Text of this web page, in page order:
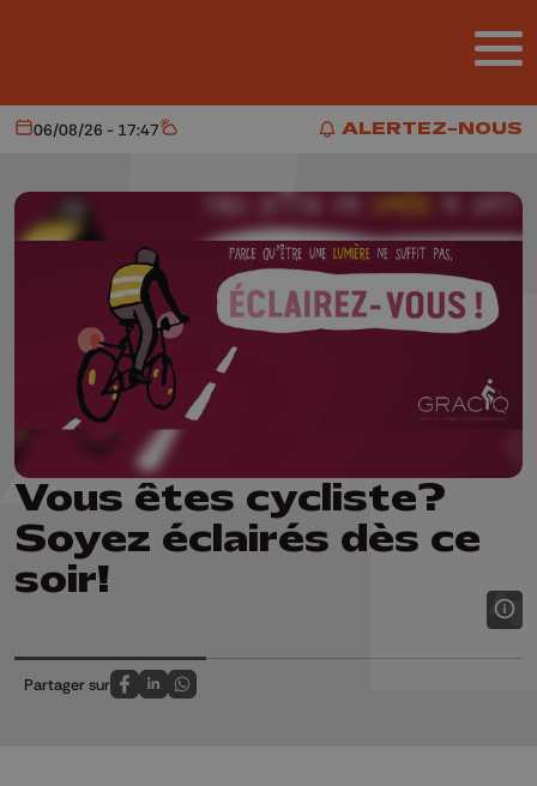
ALERTEZ-NOUS
ALERTEZ-NOUS
Aujourd'hui
06/08/26 - 17:47 Météo
Vous êtes cycliste?
Soyez éclairés dès ce
soir!
Partager sur
Partagez sur FaceBook
Partagez sur LinkedIn
Partagez sur Whatsapp